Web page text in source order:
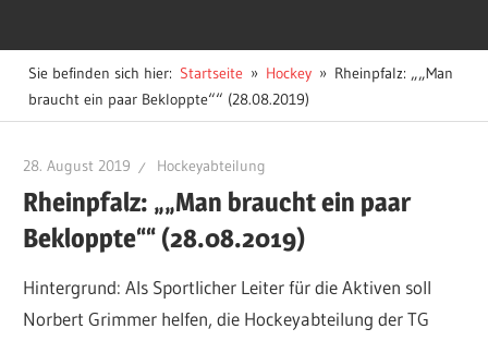
Sie befinden sich hier: Startseite Hockey
Rheinpfalz: „„Man
braucht ein paar Bekloppte““ (28.08.2019)
28. August 2019 Hockeyabteilung
Rheinpfalz: „„Man braucht ein paar
Bekloppte““ (28.08.2019)
Hintergrund: Als Sportlicher Leiter für die Aktiven soll
Norbert Grimmer helfen, die Hockeyabteilung der TG